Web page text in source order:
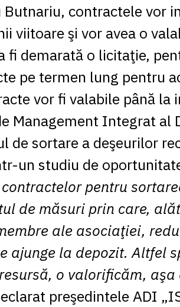
Butnariu, contractele vor
viitoare şi vor avea o
fi demarată o licitaţie,
pe termen lung pentru
vor fi valabile până la
Management Integrat al
de sortare a deşeurilor
un studiu de
pentru
de măsuri prin care,
ale asociaţiei,
ajunge la depozit. Altfel
o valorificăm, aşa
preşedintele ADI